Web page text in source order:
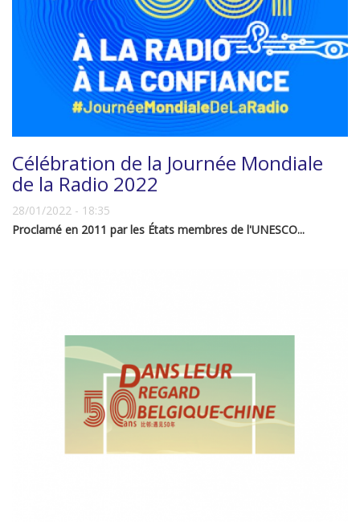
Célébration de la Journée Mondiale
de la Radio 2022
28/01/2022 - 18:35
Proclamé en 2011 par les États membres de l'UNESCO...